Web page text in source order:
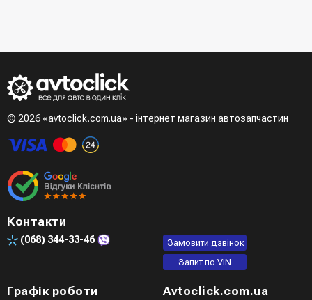
зателефонує менеджер для підтвердження та уточнення
Третій варіант - зробити замовлення в телефонному
Четвертий варіант - замовити через доступні месенджери
(viber, telegram)
© 2026 «avtoclick.com.ua» - інтернет магазин автозапчастин
Контакти
(068) 344-33-46
Замовити дзвінок
Запит по VIN
Графік роботи Avtoclick.com.ua